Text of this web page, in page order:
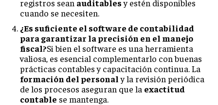
registros sean auditablesy estén disponibles
cuando se necesiten.
¿Es suficiente el software de contabilidad
para garantizar la precisión en el manejo
fiscal?Si bien el software es una herramienta
valiosa, es esencial complementarlo con buenas
prácticas contables y capacitación continua. La
formación del personaly la revisión periódica
de los procesos aseguran que la exactitud
contable se mantenga.